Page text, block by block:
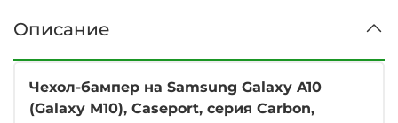
Описание
Чехол-бампер на Samsung Galaxy A10
(Galaxy M10), Caseport, серия Carbon,